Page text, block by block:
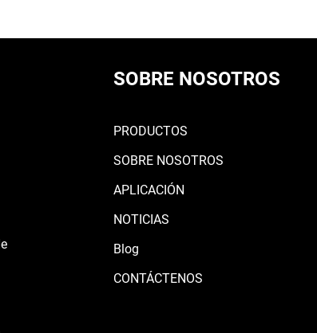
SOBRE NOSOTROS
PRODUCTOS
SOBRE NOSOTROS
APLICACIÓN
NOTICIAS
Blog
CONTÁCTENOS